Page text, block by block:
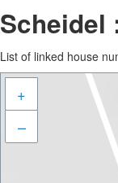
Scheidel
List of linked house
+
–